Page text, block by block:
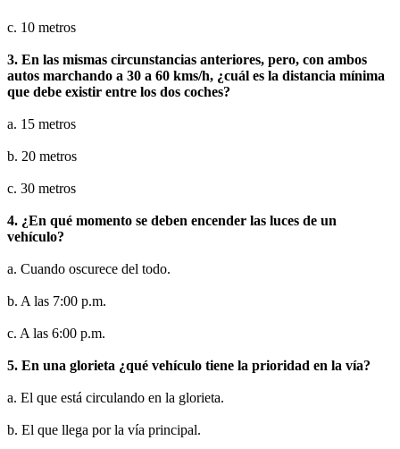
c. 10 metros
3. En las mismas circunstancias anteriores, pero, con ambos
autos marchando a 30 a 60 kms/h, ¿cuál es la distancia mínima
que debe existir entre los dos coches?
a. 15 metros
b. 20 metros
c. 30 metros
4. ¿En qué momento se deben encender las luces de un
vehículo?
a. Cuando oscurece del todo.
b. A las 7:00 p.m.
c. A las 6:00 p.m.
5. En una glorieta ¿qué vehículo tiene la prioridad en la vía?
a. El que está circulando en la glorieta.
b. El que llega por la vía principal.